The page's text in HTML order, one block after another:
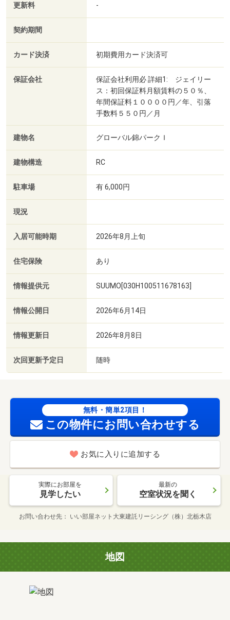
更新料 -
契約期間
カード決済 初期費用カード決済可
保証会社
保証会社利用必 詳細1: ジェイリー
ス：初回保証料月額賃料の５０％、
年間保証料１００００円／年、引落
手数料５５０円／月
建物名 グローバル錦パークＩ
建物構造 RC
駐車場 有 6,000円
現況
入居可能時期 2026年8月上旬
住宅保険 あり
情報提供元 SUUMO[030H100511678163]
情報公開日 2026年6月14日
情報更新日 2026年8月8日
次回更新予定日 随時
無料・簡単2項目！
この物件にお問い合わせする
お気に入りに追加する
実際にお部屋を
見学したい
最新の
空室状況を聞く
お問い合わせ先 いい部屋ネット大東建託リーシング（株）北栃木店
地図